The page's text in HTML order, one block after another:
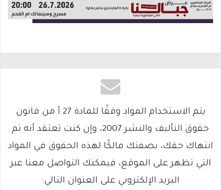
يتم الاستخدام المواد وفقًا للمادة 27 أ من قانون
حقوق التأليف والنشر 2007، وإن كنت تعتقد أنه تم
انتهاك حقك، بصفتك مالكًا لهذه الحقوق في المواد
التي تظهر على الموقع، فيمكنك التواصل معنا عبر
البريد الإلكتروني على العنوان التالي: